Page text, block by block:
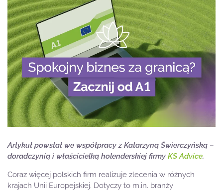
Artykuł powstał we współpracy z Katarzyną Świerczyńską –
doradczynią i właścicielką holenderskiej firmy KS Advice.
Coraz więcej polskich firm realizuje zlecenia w różnych
krajach Unii Europejskiej. Dotyczy to m.in. branży